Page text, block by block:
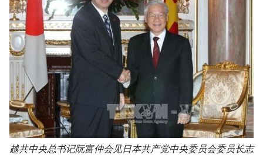
越共中央总书记阮富仲会见日本共产党中央委员会委员长志